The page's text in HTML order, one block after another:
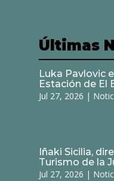
Últimas
Luka Pavlovic
Estación de El
Jul 27, 2026 |
Iñaki Sicilia,
Turismo de la
Jul 27, 2026 |